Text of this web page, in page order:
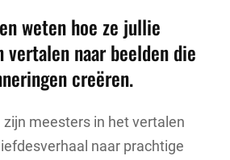
weten hoe ze jullie
vertalen naar beelden die
creëren.
meesters in het vertalen
naar prachtige